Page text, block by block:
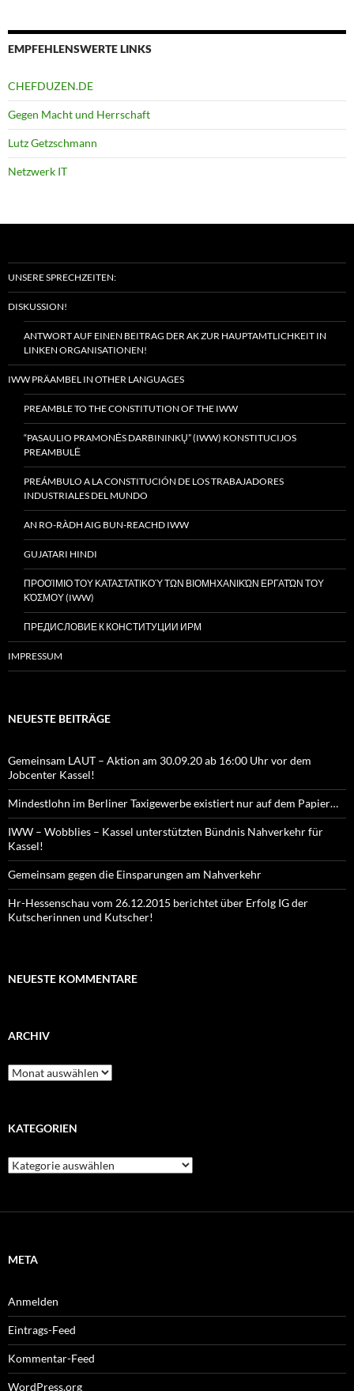
EMPFEHLENSWERTE LINKS
CHEFDUZEN.DE
Gegen Macht und Herrschaft
Lutz Getzschmann
Netzwerk IT
UNSERE SPRECHZEITEN:
DISKUSSION!
ANTWORT AUF EINEN BEITRAG DER AK ZUR HAUPTAMTLICHKEIT IN
LINKEN ORGANISATIONEN!
IWW PRÄAMBEL IN OTHER LANGUAGES
PREAMBLE TO THE CONSTITUTION OF THE IWW
“PASAULIO PRAMONĖS DARBININKŲ” (IWW) KONSTITUCIJOS
PREAMBULĖ
PREÁMBULO A LA CONSTITUCIÓN DE LOS TRABAJADORES
INDUSTRIALES DEL MUNDO
AN RO-RÀDH AIG BUN-REACHD IWW
GUJATARI HINDI
ΠΡΟΟΊΜΙΟ ΤΟΥ ΚΑΤΑΣΤΑΤΙΚΟΎ ΤΩΝ ΒΙΟΜΗΧΑΝΙΚΏΝ ΕΡΓΑΤΏΝ ΤΟΥ
ΚΌΣΜΟΥ (IWW)
ПРЕДИСЛОВИЕ К КОНСТИТУЦИИ ИРМ
IMPRESSUM
NEUESTE BEITRÄGE
Gemeinsam LAUT – Aktion am 30.09.20 ab 16:00 Uhr vor dem
Jobcenter Kassel!
Mindestlohn im Berliner Taxigewerbe existiert nur auf dem Papier…
IWW – Wobblies – Kassel unterstützten Bündnis Nahverkehr für
Kassel!
Gemeinsam gegen die Einsparungen am Nahverkehr
Hr-Hessenschau vom 26.12.2015 berichtet über Erfolg IG der
Kutscherinnen und Kutscher!
NEUESTE KOMMENTARE
ARCHIV
Archiv
KATEGORIEN
Kategorien
META
Anmelden
Eintrags-Feed
Kommentar-Feed
WordPress.org